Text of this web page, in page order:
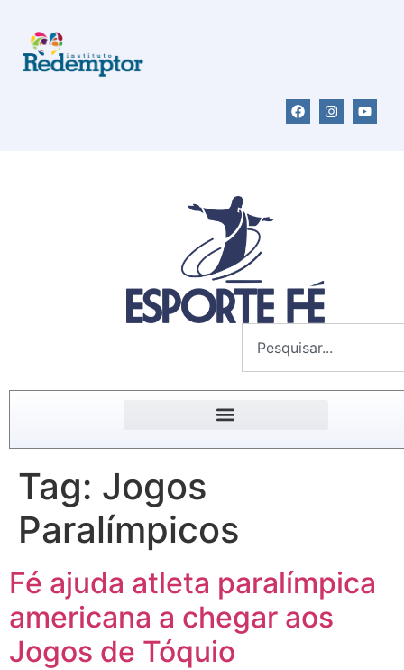
Tag: Jogos
Paralímpicos
Fé ajuda atleta paralímpica
americana a chegar aos
Jogos de Tóquio